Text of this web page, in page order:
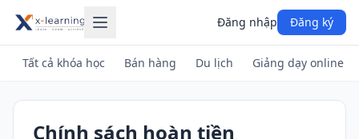
Đăng nhập Đăng ký
Tất cả khóa học Bán hàng Du lịch Giảng dạy online
Chính sách hoàn tiền